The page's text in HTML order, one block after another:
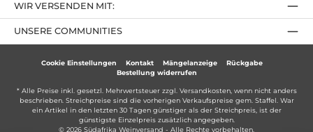
UNSERE COMMUNITIES
WIR VERSENDEN MIT:
Cookie Einstellungen Kontakt Mängelanzeige
Rückgabe
Bestellung widerrufen
* Alle Preise inkl. gesetzl. Mehrwertsteuer zzgl. Versandkosten, wenn nicht anders
beschrieben. Streichpreise sind die vorherigen Verkaufspreise gem. Staffel. War
ein Artikel in den letzten 30 Tagen günstiger als der Streichpreis, ist der
günstigste Einzelpreis zusätzlich angegeben.
© 2026 Südafrika Weinversand - Alle Rechte vorbehalten.